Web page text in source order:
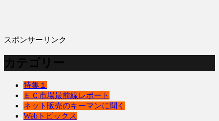
スポンサーリンク
カテゴリー
特集１
ＥＣ市場最前線レポート
ネット販売のキーマンに聞く
Webトピックス